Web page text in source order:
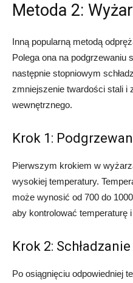
Metoda 2:
Inną popularną metodą
Polega ona na podgrzewaniu
następnie stopniowym
zmniejszenie twardości stali i
wewnętrznego.
Krok 1:
Pierwszym krokiem w
wysokiej temperatury.
może wynosić od 700 do
aby kontrolować temperaturę
Krok 2: Schładzanie
Po osiągnięciu odpowiedniej